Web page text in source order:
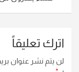
اترك تعليقاً
لن يتم نشر عنوان